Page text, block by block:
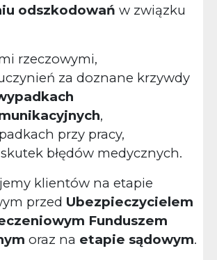
odszkodowań w związku
rzeczowymi,
za doznane krzywdy
,
przy pracy,
błędów medycznych.
klientów na etapie
przed Ubezpieczycielem
Funduszem
oraz na etapie sądowym.